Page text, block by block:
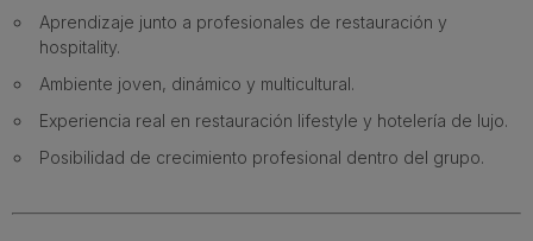
Aprendizaje junto a profesionales de restauración y
hospitality.
Ambiente joven, dinámico y multicultural.
Experiencia real en restauración lifestyle y hotelería de lujo.
Posibilidad de crecimiento profesional dentro del grupo.